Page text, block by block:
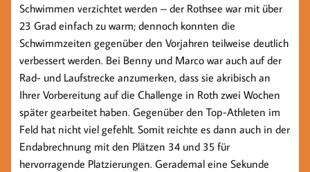
Schwimmen verzichtet werden – der Rothsee war mit über
23 Grad einfach zu warm; dennoch konnten die
Schwimmzeiten gegenüber den Vorjahren teilweise deutlich
verbessert werden. Bei Benny und Marco war auch auf der
Rad- und Laufstrecke anzumerken, dass sie akribisch an
Ihrer Vorbereitung auf die Challenge in Roth zwei Wochen
später gearbeitet haben. Gegenüber den Top-Athleten im
Feld hat nicht viel gefehlt. Somit reichte es dann auch in der
Endabrechnung mit den Plätzen 34 und 35 für
hervorragende Platzierungen. Gerademal eine Sekunde